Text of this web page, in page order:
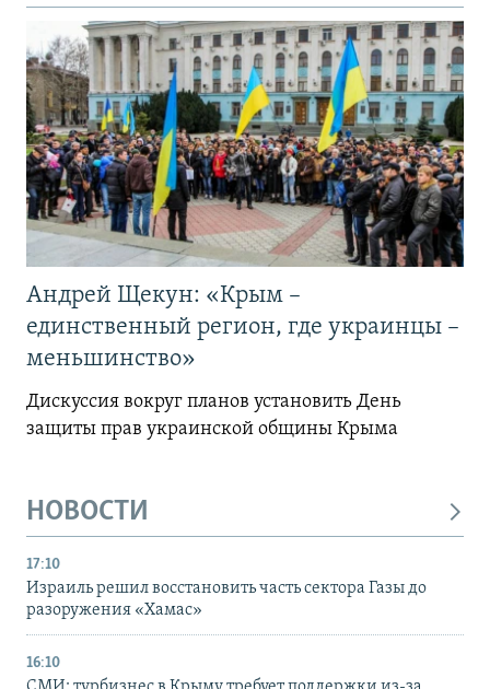
Андрей Щекун: «Крым –
единственный регион, где украинцы –
меньшинство»
Дискуссия вокруг планов установить День
защиты прав украинской общины Крыма
НОВОСТИ
17:10
Израиль решил восстановить часть сектора Газы до
разоружения «Хамас»
16:10